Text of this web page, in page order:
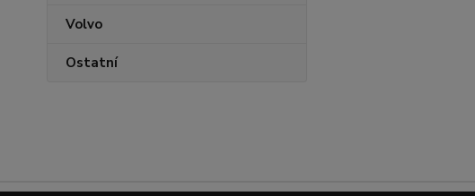
Volvo
Ostatní